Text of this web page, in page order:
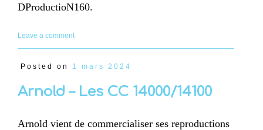
DProductioN160.
Leave a comment
Posted on 1 mars 2024
Arnold – Les CC 14000/14100
Arnold vient de commercialiser ses reproductions